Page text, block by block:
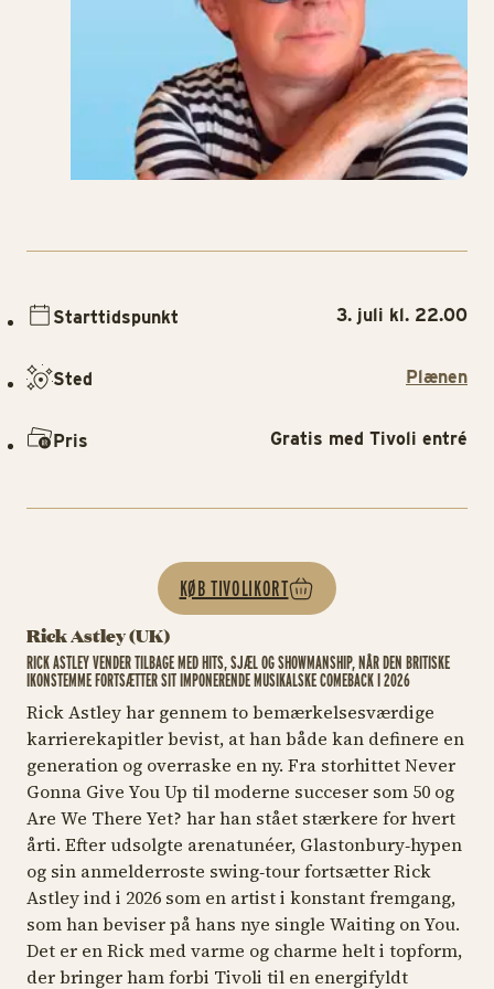
Rick Astley (UK)
RICK ASTLEY VENDER TILBAGE MED HITS, SJÆL OG SHOWMANSHIP, NÅR DEN BRITISKE
IKONSTEMME FORTSÆTTER SIT IMPONERENDE MUSIKALSKE COMEBACK I 2026
Rick Astley har gennem to bemærkelsesværdige
karrierekapitler bevist, at han både kan definere en
generation og overraske en ny. Fra storhittetNever
Gonna Give You Up til moderne succeser som 50 og
Are We There Yet? har han stået stærkere for hvert
årti. Efter udsolgte arenatunéer, Glastonbury‑hypen
og sin anmelderroste swing‑tour fortsætter Rick
Astley ind i 2026 som en artist i konstant fremgang,
som han beviser på hans nye single Waiting on You.
Det er en Rick med varme og charme helt i topform,
der bringer ham forbi Tivoli til en energifyldt
Starttidspunkt 3. juli kl. 22.00
Sted Plænen
Pris Gratis med Tivoli entré
KØB TIVOLIKORT